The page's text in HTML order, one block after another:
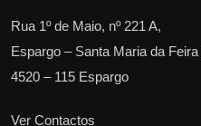
Rua 1º de Maio, nº 221 A,
Espargo – Santa Maria da Feira
4520 – 115 Espargo
Ver Contactos